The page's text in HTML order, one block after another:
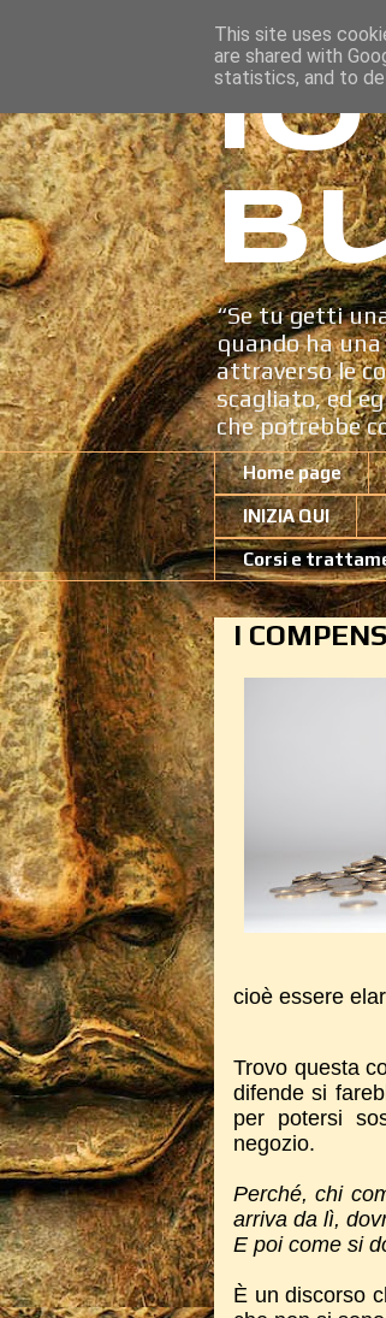
“Se tu getti
quando ha
attraverso le
scagliato, ed
che potrebbe
Home page
INIZIA QUI
Corsi e
I
cioè essere
Trovo questa
difende si
per potersi
negozio.
Perché, chi
arriva da lì,
E poi come si
È un discorso
This site uses
are shared with
statistics, and to